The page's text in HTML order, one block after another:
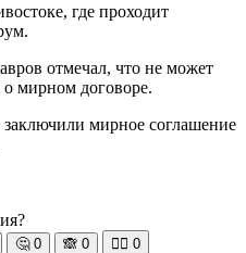
где проходит
отмечал, что не может
о мирном договоре.
мирное соглашение
🤔 0 🙈 0 🧘‍♀️ 0